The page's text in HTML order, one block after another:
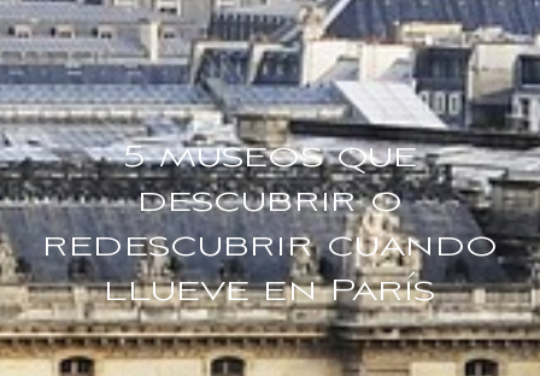
5 museos que
descubrir o
redescubrir cuando
llueve en París